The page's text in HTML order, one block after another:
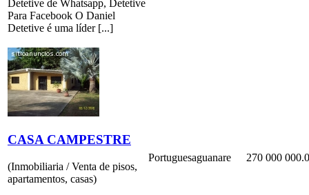
Detetive de Whatsapp, Detetive
Para Facebook O Daniel
Detetive é uma líder [...]
CASA CAMPESTRE
(Inmobiliaria / Venta de pisos,
apartamentos, casas)
Portuguesaguanare 270 000